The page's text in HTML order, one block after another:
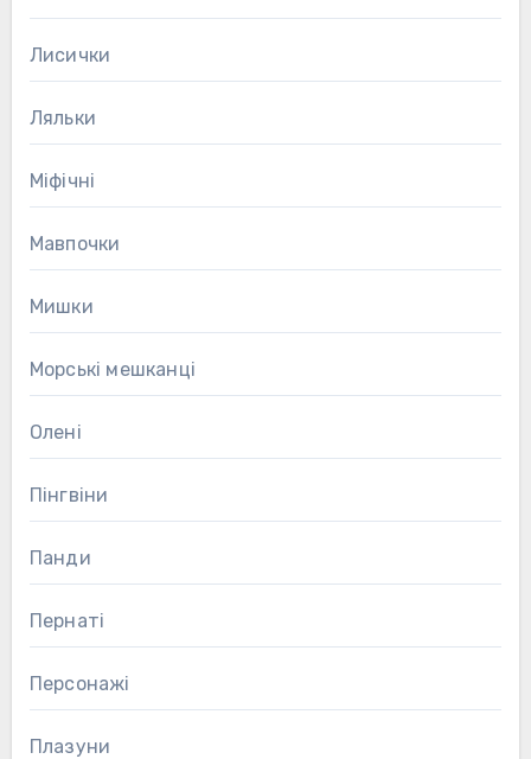
Лисички
Ляльки
Міфічні
Мавпочки
Мишки
Морські мешканці
Олені
Пінгвіни
Панди
Пернаті
Персонажі
Плазуни